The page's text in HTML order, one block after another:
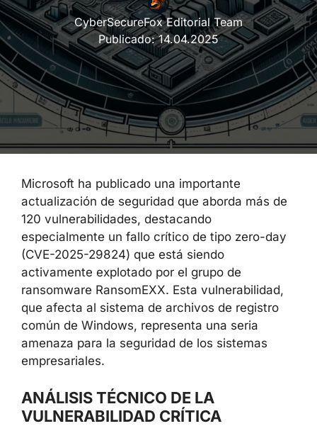
CyberSecureFox Editorial Team
Publicado:14.04.2025
Microsoft ha publicado una importante
actualización de seguridad que aborda más de
120 vulnerabilidades, destacando
especialmente un fallo crítico de tipo zero-day
(CVE-2025-29824) que está siendo
activamente explotado por el grupo de
ransomware RansomEXX. Esta vulnerabilidad,
que afecta al sistema de archivos de registro
común de Windows, representa una seria
amenaza para la seguridad de los sistemas
empresariales.
ANÁLISIS TÉCNICO DE LA
VULNERABILIDAD CRÍTICA